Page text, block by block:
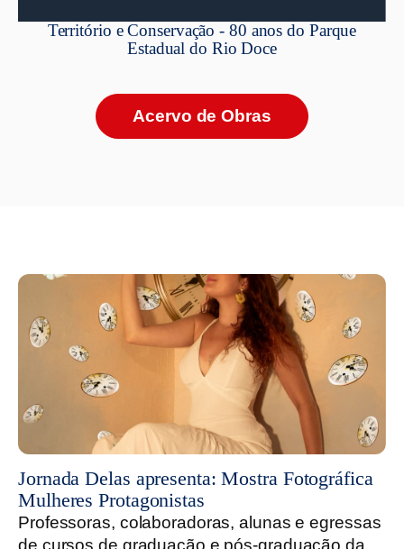
Território e Conservação - 80 anos do Parque
Estadual do Rio Doce
Acervo de Obras
Jornada Delas apresenta: Mostra Fotográfica
Mulheres Protagonistas
Professoras, colaboradoras, alunas e egressas
de cursos de graduação e pós-graduação da